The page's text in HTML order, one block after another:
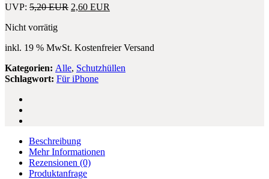
UVP: 5,20EUR Ursprünglicher
2,60 EUR
Nicht vorrätig
inkl. 19 % MwSt. Kostenfreier Versand
Kategorien: Alle, Schutzhüllen
Schlagwort: Für iPhone
Beschreibung
Mehr Informationen
Rezensionen (0)
Produktanfrage